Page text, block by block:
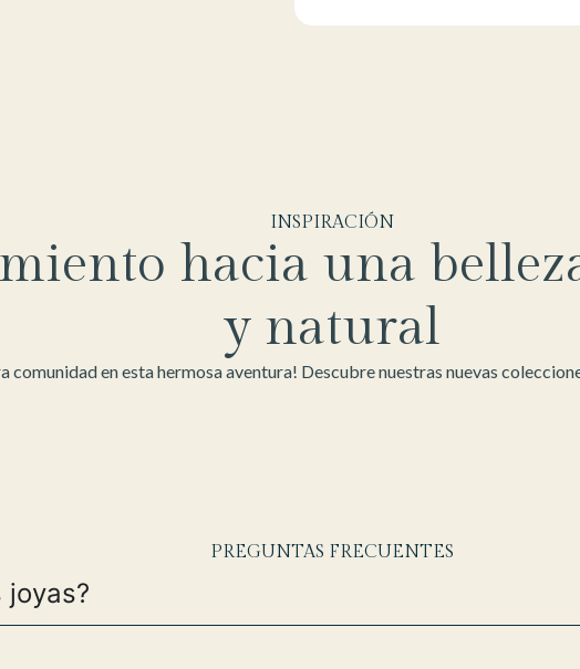
INSPIRACIÓN
hacia una
y natural
comunidad en esta hermosa aventura! Descubre nuestras nuevas
PREGUNTAS FRECUENTES
joyas?